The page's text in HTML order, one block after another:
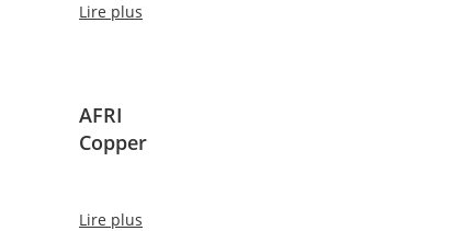
Lire plus
AFRI
Copper
Lire plus